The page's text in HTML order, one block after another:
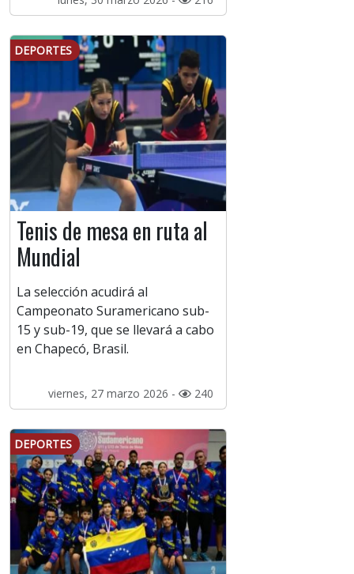
DEPORTES
Tenis de mesa en ruta al
Mundial
La selección acudirá al
Campeonato Suramericano sub-
15 y sub-19, que se llevará a cabo
en Chapecó, Brasil.
viernes, 27 marzo 2026 - 240
DEPORTES